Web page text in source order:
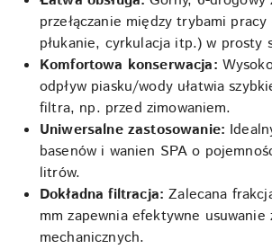
przełączanie między trybami
płukanie, cyrkulacja itp.) w prosty
Komfortowa konserwacja:
odpływ piasku/wody ułatwia
filtra, np. przed zimowaniem.
Uniwersalne zastosowanie:
basenów i wanien SPA o
litrów.
Dokładna filtracja: Zalecana
mm zapewnia efektywne usuwanie
mechanicznych.